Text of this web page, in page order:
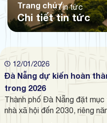
Trang chủTin tức
Chi tiết tin tức
12/01/2026
Đà Nẵng dự kiến hoàn
trong 2026
Thành phố Đà Nẵng đặt
nhà xã hội đến 2030, riêng